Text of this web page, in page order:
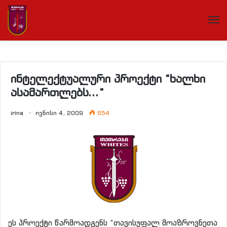
ინტელექტუალური პროექტი ”ხალხი
ასამართლებს…”
irina ივნისი 4, 2009 654
ეს პროექტი წარმოადგენს “თავისუფალ მოაზროვნეთა